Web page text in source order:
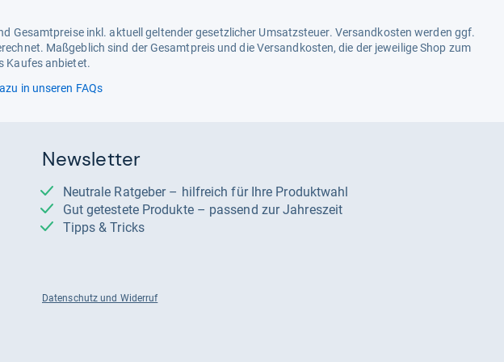
Gesamtpreise inkl. aktuell geltender gesetzlicher Umsatzsteuer. Versandkosten werden ggf.
Maßgeblich sind der Gesamtpreis und die Versandkosten, die der jeweilige Shop zum
Kaufes anbietet.
in unseren FAQs
Newsletter
Neutrale Ratgeber – hilfreich für Ihre Produktwahl
Gut getestete Produkte – passend zur Jahreszeit
Tipps & Tricks
Datenschutz und Widerruf